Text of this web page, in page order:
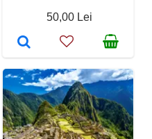
50,00 Lei